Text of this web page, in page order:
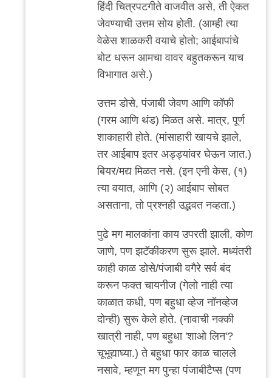
हिंदी चित्रपटगीते वाजवीत असे, ती ऐकत
जेवण्याची उत्तम सोय होती. (आम्ही त्या
वेळेस शाळकरी वयाचे होतो; आईबापांचे
बोट धरून आमचा वावर बहुतकरून याच
विभागात असे.)
उत्तम डोसे, पंजाबी जेवण आणि कॉफी
(गरम आणि थंड) मिळत असे. मात्र, पूर्ण
शाकाहारी होते. (मांसाहारी खायचे झाले,
तर आईबाप इतर अड्ड्यांवर घेऊन जात.)
बियर/मद्य मिळत नसे. (इन एनी केस, (१)
त्या वयात, आणि (२) आईबाप सोबत
असताना, तो प्रश्नही उद्भवत नव्हता.)
पुढे मग मालकांना काय उपरती झाली, कोण
जाणे, पण झटॅकीकरण सुरू झाले. मध्यंतरी
काही काळ डोसे/पंजाबी वगैरे सर्व बंद
करून फक्त चायनीज (गेलो नाही त्या
काळात कधी, पण बहुधा व्हेज नॉनव्हेज
दोन्ही) सुरू केले होते. (नावाची नक्की
खात्री नाही, पण बहुधा 'शाओ लिन'?
चूभूद्याघ्या.) ते बहुधा फार काळ चालले
नसावे, म्हणून मग पुन्हा पंजाबीटैप्स (पण